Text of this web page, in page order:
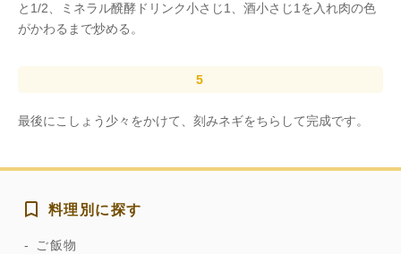
と1/2、ミネラル醗酵ドリンク小さじ1、酒小さじ1を入れ肉の色
がかわるまで炒める。
最後にこしょう少々をかけて、刻みネギをちらして完成です。
料理別に探す
ご飯物